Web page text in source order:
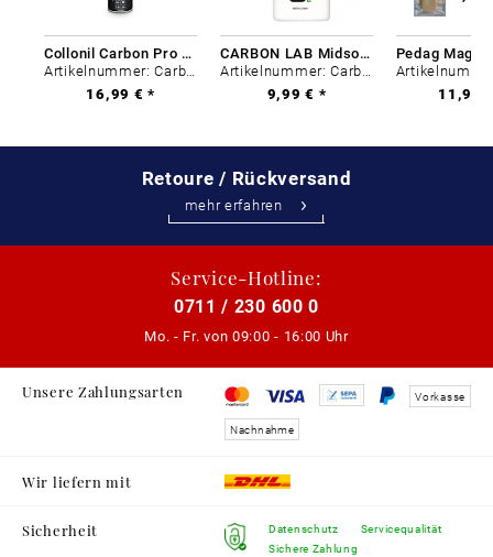
Collonil Carbon Pro 400 ml
Artikelnummer: Carbon-0
16,99 € *
CARBON LAB Midsole Cleaner
Artikelnummer: Carbon-0
9,99 € *
11,99
Retoure / Rückversand
mehr erfahren
Service-Hotline:
0711 / 230 600 0
Mo. - Fr. von 09:00 - 16:00 Uhr
Unsere Zahlungsarten Vorkasse
Nachnahme
Wir liefern mit
Sicherheit
Datenschutz
Sichere Zahlung
Servicequalität